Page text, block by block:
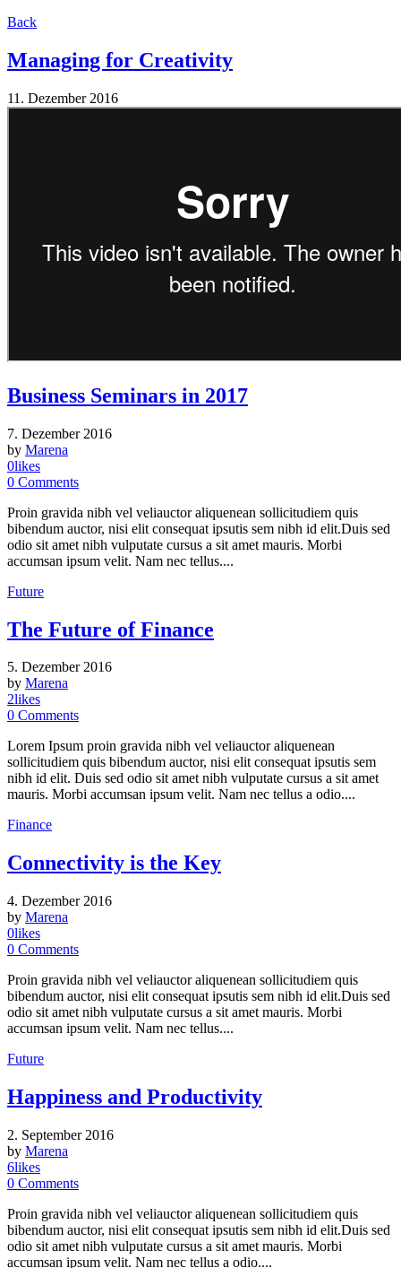
Back
Managing for Creativity
11. Dezember 2016
Business Seminars in 2017
7. Dezember 2016
by Marena
0likes
0 Comments
Proin gravida nibh vel veliauctor aliquenean sollicitudiem quis
bibendum auctor, nisi elit consequat ipsutis sem nibh id elit.Duis sed
odio sit amet nibh vulputate cursus a sit amet mauris. Morbi
accumsan ipsum velit. Nam nec tellus....
Future
The Future of Finance
5. Dezember 2016
by Marena
2likes
0 Comments
Lorem Ipsum proin gravida nibh vel veliauctor aliquenean
sollicitudiem quis bibendum auctor, nisi elit consequat ipsutis sem
nibh id elit. Duis sed odio sit amet nibh vulputate cursus a sit amet
mauris. Morbi accumsan ipsum velit. Nam nec tellus a odio....
Finance
Connectivity is the Key
4. Dezember 2016
by Marena
0likes
0 Comments
Proin gravida nibh vel veliauctor aliquenean sollicitudiem quis
bibendum auctor, nisi elit consequat ipsutis sem nibh id elit.Duis sed
odio sit amet nibh vulputate cursus a sit amet mauris. Morbi
accumsan ipsum velit. Nam nec tellus....
Future
Happiness and Productivity
2. September 2016
by Marena
6likes
0 Comments
Proin gravida nibh vel veliauctor aliquenean sollicitudiem quis
bibendum auctor, nisi elit consequat ipsutis sem nibh id elit.Duis sed
odio sit amet nibh vulputate cursus a sit amet mauris. Morbi
accumsan ipsum velit. Nam nec tellus a odio....